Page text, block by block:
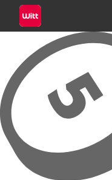
Prejsť na hlavný obsah